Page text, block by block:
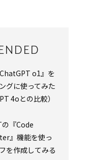
o1』を
グに使ってみた
4oとの比較）
『Code
』機能を使っ
を作成してみる